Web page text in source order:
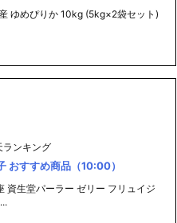
ゆめぴりか 10kg (5kg×2袋セット)
ランキング
おすすめ商品（10:00）
資生堂パーラー ゼリー フリュイジ